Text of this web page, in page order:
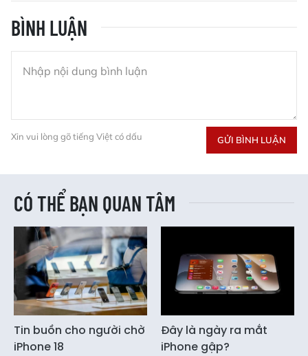
BÌNH LUẬN
Xin vui lòng gõ tiếng Việt có dấu GỬI BÌNH LUẬN
CÓ THỂ BẠN QUAN TÂM
Tin buồn cho người chờ
iPhone 18
Đây là ngày ra mắt
iPhone gập?